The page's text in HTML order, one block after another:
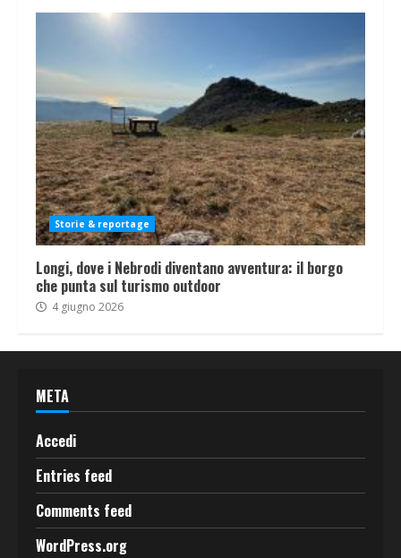
Storie & reportage
Longi, dove i Nebrodi diventano avventura: il borgo
che punta sul turismo outdoor
4 giugno 2026
META
Accedi
Entries feed
Comments feed
WordPress.org